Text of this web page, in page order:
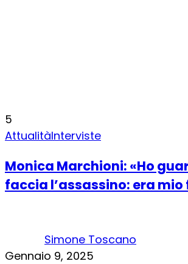
5
AttualitàInterviste
Monica Marchioni: «Ho
faccia l’assassino: era mio
Simone Toscano
Gennaio 9, 2025